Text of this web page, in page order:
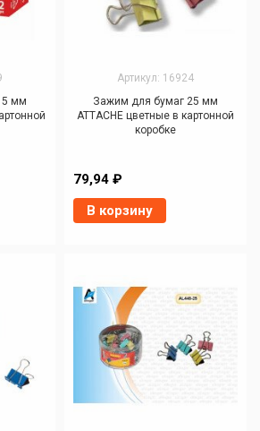
мм
Артикул: 16924
Зажим для бумаг 25 мм
ATTACHE цветные в картонной
коробке
79,94 ₽
В корзину